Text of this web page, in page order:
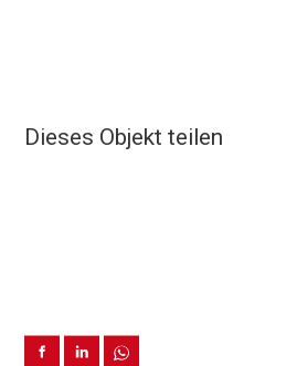
Dieses Objekt teilen